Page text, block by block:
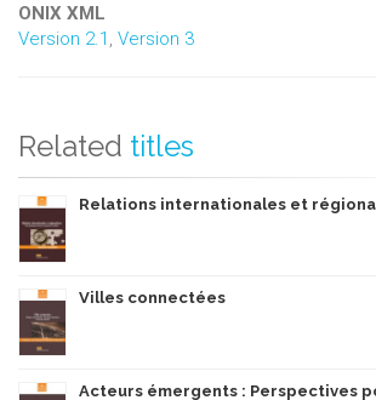
ONIX XML
Version 2.1 Version 3
Related titles
Relations internationales et
Villes connectées
Acteurs émergents : Perspectives